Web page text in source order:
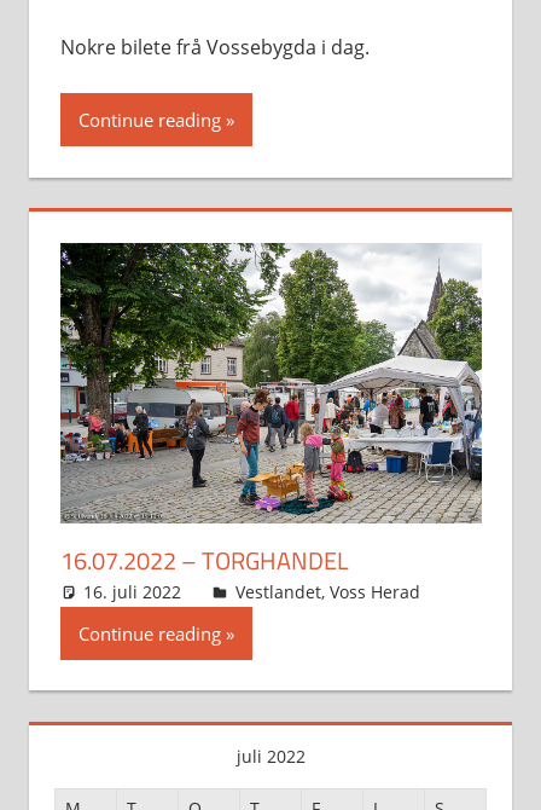
Nokre bilete frå Vossebygda i dag.
Continue reading
16.07.2022 – TORGHANDEL
16. juli 2022 Svein
Vestlandet, Voss Herad
Continue reading
juli 2022